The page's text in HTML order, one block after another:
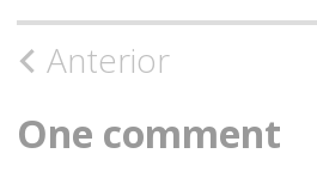
Navegación
de
Anterior
One comment